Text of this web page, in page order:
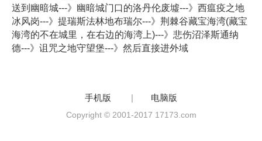
送到幽暗城---》幽暗城门口的洛丹伦废墟---》西瘟疫之地
冰风岗---》提瑞斯法林地布瑞尔---》荆棘谷藏宝海湾(藏宝
海湾的不在城里，在右边的海湾上)---》悲伤沼泽斯通纳
德---》诅咒之地守望堡---》然后直接进外域
手机版 | 电脑版
Copyright © 2001-2017 17173.com